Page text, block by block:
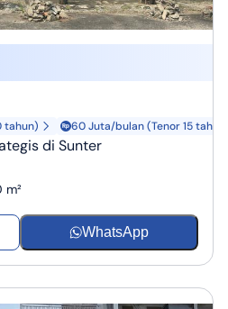
tahun) 60 Juta/bulan (Tenor 15
di Sunter
WhatsApp